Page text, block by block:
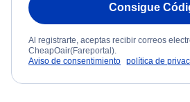
Consigue
Al registrarte, aceptas recibir correos
CheapOair(Fareportal).
Aviso de consentimiento política de